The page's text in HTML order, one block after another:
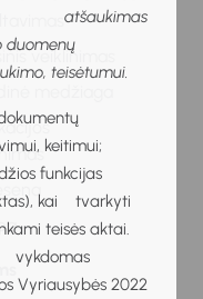
atšaukimas
duomenų
teisėtumui.
keitimui;
funkcijas
kai tvarkyti
teisės aktai.
vykdomas
Vyriausybės 2022
veiklinimas